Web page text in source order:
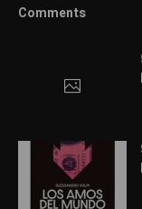
Comments